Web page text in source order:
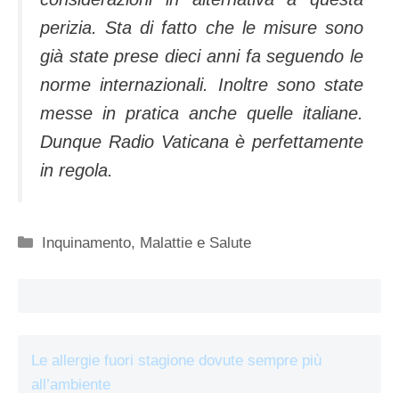
perizia. Sta di fatto che le misure sono
già state prese dieci anni fa seguendo le
norme internazionali. Inoltre sono state
messe in pratica anche quelle italiane.
Dunque Radio Vaticana è perfettamente
in regola.
Categorie
Inquinamento, Malattie e Salute
Le allergie fuori stagione dovute sempre più
all’ambiente